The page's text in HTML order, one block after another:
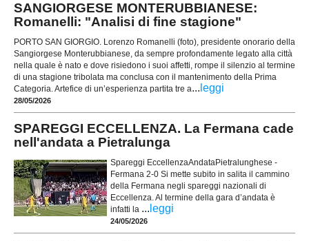
SANGIORGESE MONTERUBBIANESE:
Romanelli: "Analisi di fine stagione"
PORTO SAN GIORGIO. Lorenzo Romanelli (foto), presidente onorario della
Sangiorgese Monterubbianese, da sempre profondamente legato alla città
nella quale è nato e dove risiedono i suoi affetti, rompe il silenzio al termine
di una stagione tribolata ma conclusa con il mantenimento della Prima
Categoria. Artefice di un’esperienza partita tre a... leggi
28/05/2026
SPAREGGI ECCELLENZA. La Fermana cade
nell'andata a Pietralunga
Spareggi EccellenzaAndataPietralunghese -
Fermana 2-0 Si mette subito in salita il cammino
della Fermana negli spareggi nazionali di
Eccellenza. Al termine della gara d’andata è
infatti la ... leggi
24/05/2026